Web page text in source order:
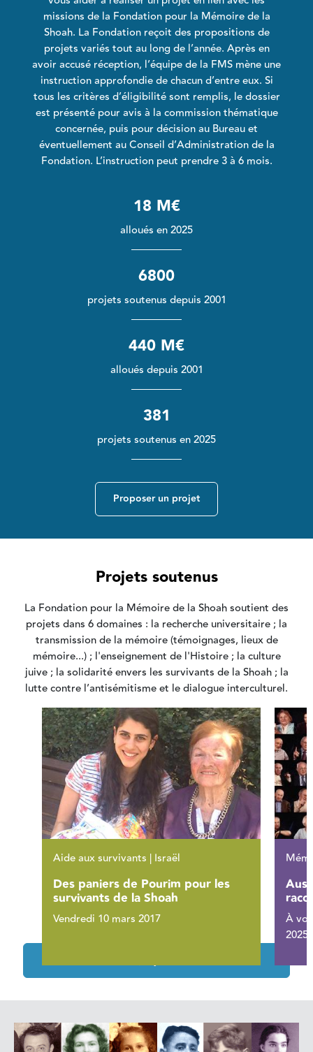
missions de la Fondation pour la Mémoire de la
Shoah. La Fondation reçoit des propositions de
projets variés tout au long de l’année. Après en
avoir accusé réception, l’équipe de la FMS mène une
instruction approfondie de chacun d’entre eux. Si
tous les critères d’éligibilité sont remplis, le dossier
est présenté pour avis à la commission thématique
concernée, puis pour décision au Bureau et
éventuellement au Conseil d’Administration de la
Fondation. L’instruction peut prendre 3 à 6 mois.
18 M€
alloués en 2025
6800
projets soutenus depuis 2001
440 M€
alloués depuis 2001
381
projets soutenus en 2025
Proposer un projet
Projets soutenus
La Fondation pour la Mémoire de la Shoah soutient des
projets dans 6 domaines : la recherche universitaire ; la
transmission de la mémoire (témoignages, lieux de
mémoire...) ; l'enseignement de l'Histoire ; la culture
juive ; la solidarité envers les survivants de la Shoah ; la
lutte contre l’antisémitisme et le dialogue interculturel.
Aide aux survivants | Israël
Des paniers de Pourim pour les
survivants de la Shoah
Vendredi 10 mars 2017
À
2025